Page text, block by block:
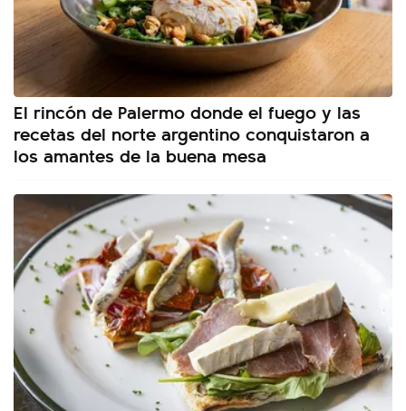
El rincón de Palermo donde el fuego y las
recetas del norte argentino conquistaron a
los amantes de la buena mesa